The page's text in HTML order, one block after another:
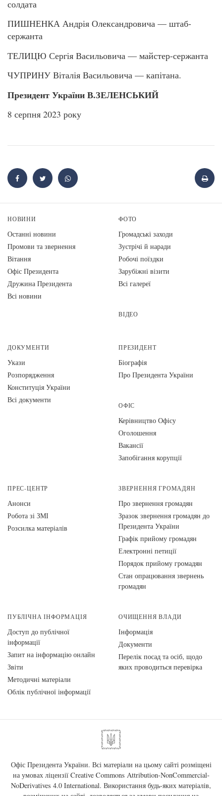
солдата
ПИШНЕНКА Андрія Олександровича — штаб-
сержанта
ТЕЛИЦЮ Сергія Васильовича — майстер-сержанта
ЧУПРИНУ Віталія Васильовича — капітана.
Президент України В.ЗЕЛЕНСЬКИЙ
8 серпня 2023 року
НОВИНИ
Останні новини
Промови та звернення
Вiтання
Офіс Президента
Дружина Президента
Всі новини
ФОТО
Громадські заходи
Зустрічі й наради
Робочі поїздки
Зарубіжні візити
Всі галереї
ВІДЕО
ДОКУМЕНТИ
Укази
Розпорядження
Конституція України
Всі документи
ПРЕЗИДЕНТ
Біографія
Про Президента України
ОФІС
Керівництво Офісу
Оголошення
Вакансії
Запобігання корупції
ПРЕС-ЦЕНТР
Анонси
Робота зі ЗМІ
Розсилка матеріалів
ЗВЕРНЕННЯ ГРОМАДЯН
Про звернення громадян
Зразок звернення громадян до
Президента України
Графік прийому громадян
Електронні петиції
Порядок прийому громадян
Стан опрацювання звернень
громадян
ПУБЛІЧНА ІНФОРМАЦІЯ
Доступ до публічної
інформації
Запит на інформацію онлайн
Звіти
Методичні матеріали
Облік публічної інформації
ОЧИЩЕННЯ ВЛАДИ
Інформація
Документи
Перелік посад та осіб, щодо
яких проводиться перевірка
Офіс Президента України. Всі матеріали на цьому сайті розміщені
на умовах ліцензії Creative Commons Attribution-NonCommercial-
NoDerivatives 4.0 International. Використання будь-яких матеріалів,